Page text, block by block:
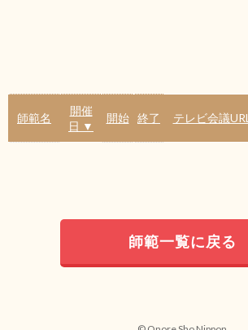
師範名
開催
日 ▼
開始 終了 テレビ会議URL
師範一覧に戻る